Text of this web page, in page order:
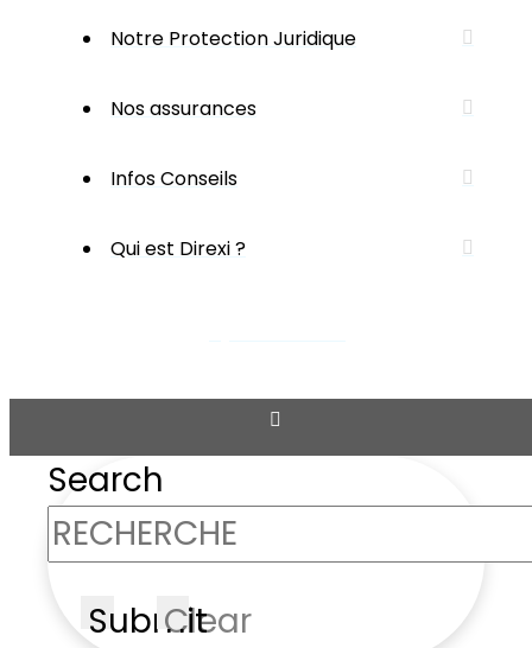
Notre Protection Juridique
Nos assurances
Infos Conseils
Qui est Direxi ?
Search
SubmitClear